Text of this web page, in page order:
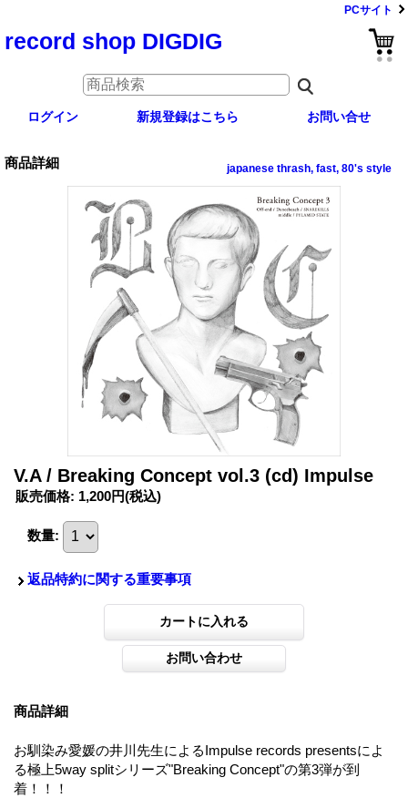
PCサイト
record shop DIGDIG
ログイン 新規登録はこちら お問い合せ
商品詳細 japanese thrash, fast, 80's style
V.A / Breaking Concept vol.3 (cd) Impulse
販売価格: 1,200円(税込)
数量:
返品特約に関する重要事項
商品詳細
お馴染み愛媛の井川先生によるImpulse records presentsによ
る極上5way splitシリーズ"Breaking Concept"の第3弾が到
着！！！